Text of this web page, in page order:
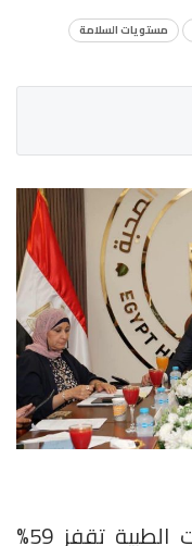
مستويات السلامة
الرعاية الصحية: إيرادات الخدمات الطبية تقفز 59%